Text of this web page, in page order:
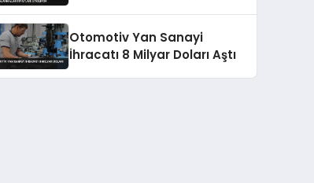
Otomotiv Yan Sanayi
İhracatı 8 Milyar Doları Aştı